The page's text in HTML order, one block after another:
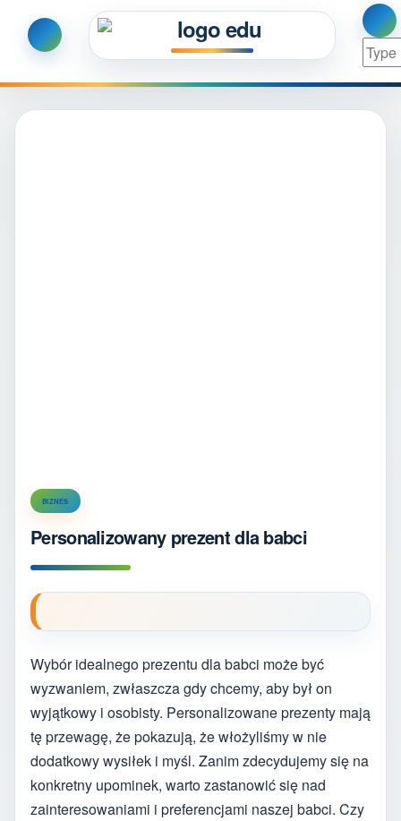
BIZNES
Personalizowany prezent dla babci
Wybór idealnego prezentu dla babci może być
wyzwaniem, zwłaszcza gdy chcemy, aby był on
wyjątkowy i osobisty. Personalizowane prezenty mają
tę przewagę, że pokazują, że włożyliśmy w nie
dodatkowy wysiłek i myśl. Zanim zdecydujemy się na
konkretny upominek, warto zastanowić się nad
zainteresowaniami i preferencjami naszej babci. Czy